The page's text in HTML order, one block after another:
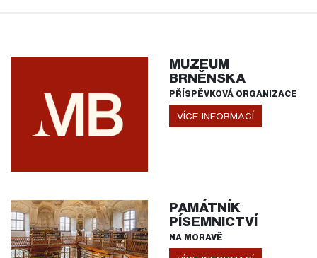
MUZEUM
BRNĚNSKA
PŘÍSPĚVKOVÁ ORGANIZACE
VÍCE INFORMACÍ
PAMÁTNÍK
PÍSEMNICTVÍ
NA MORAVĚ